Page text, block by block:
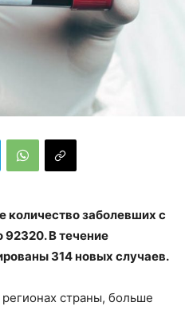
количество заболевших с
92320. В течение
314 новых случаев.
страны, больше